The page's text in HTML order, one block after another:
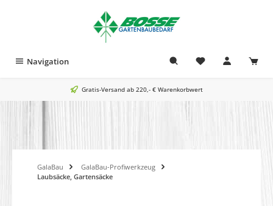
Navigation
Gratis-Versand ab 220,- € Warenkorbwert
GalaBau
GalaBau-Profiwerkzeug
Laubsäcke, Gartensäcke